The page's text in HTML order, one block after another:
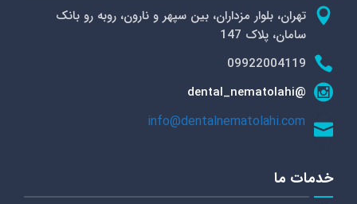
تهران، بلوار مزداران، بین سپهر و نارون، روبه رو بانک
سامان، پلاک 147
09922004119
@dental_nematolahi
info@dentalnematolahi.com
خدمات ما